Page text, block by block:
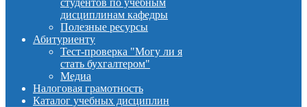
студентов по учебным
дисциплинам кафедры
Полезные ресурсы
Абитуриенту
Тест-проверка "Могу ли я
стать бухгалтером"
Медиа
Налоговая грамотность
Каталог учебных дисциплин